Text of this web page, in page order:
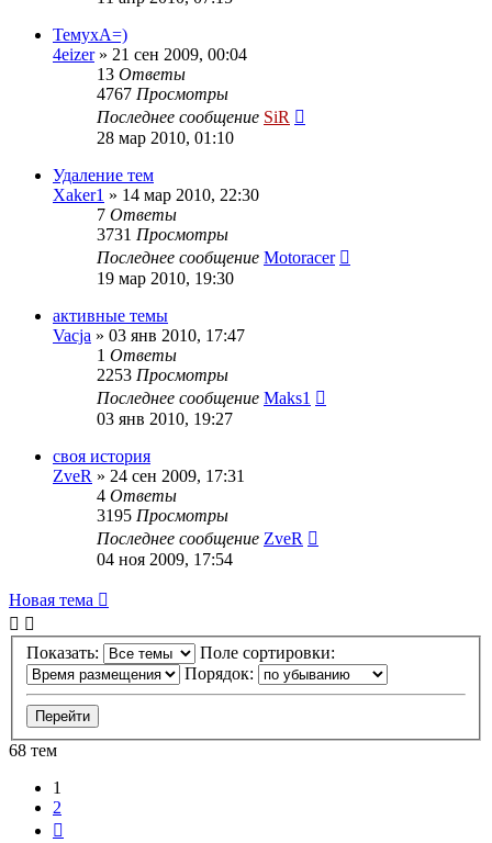
ТемухА=)
4eizer» 21 сен 2009, 00:04
13 Ответы
4767 Просмотры
Последнее сообщение SiR
28 мар 2010, 01:10
Удаление тем
Xaker1 » 14 мар 2010, 22:30
7 Ответы
3731 Просмотры
Последнее сообщение Motoracer
19 мар 2010, 19:30
активные темы
Vacja » 03 янв 2010, 17:47
1 Ответы
2253 Просмотры
Последнее сообщение Maks1
03 янв 2010, 19:27
своя история
ZveR » 24 сен 2009, 17:31
4 Ответы
3195 Просмотры
Последнее сообщение ZveR
04 ноя 2009, 17:54
Новая тема
Показать:
Поле сортировки:
Порядок:
68 тем
1
2